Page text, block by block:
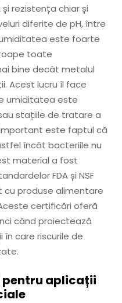
rezistența chiar și
diferite de pH, între
umiditatea este foarte
toate
bine decât metalul
Acest lucru îl face
umiditatea este
stațiile de tratare a
este faptul că
încât bacteriile nu
material a fost
FDA și NSF
cu produse alimentare
certificări oferă
când proiectează
care riscurile de
pentru aplicații